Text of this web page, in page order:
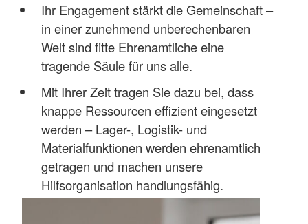
Ihr Engagement stärkt die Gemeinschaft –
in einer zunehmend unberechenbaren
Welt sind fitte Ehrenamtliche eine
tragende Säule für uns alle.
Mit Ihrer Zeit tragen Sie dazu bei, dass
knappe Ressourcen effizient eingesetzt
werden – Lager-, Logistik- und
Materialfunktionen werden ehrenamtlich
getragen und machen unsere
Hilfsorganisation handlungsfähig.